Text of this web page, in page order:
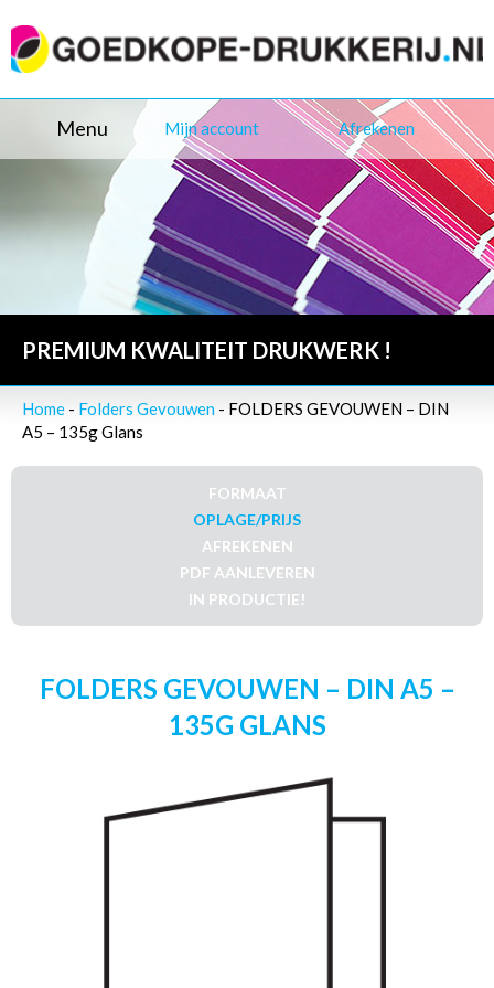
Menu Mijn account Afrekenen
PREMIUM KWALITEIT DRUKWERK !
Home - Folders Gevouwen - FOLDERS GEVOUWEN – DIN
A5 – 135g Glans
FORMAAT
OPLAGE/PRIJS
AFREKENEN
PDF AANLEVEREN
IN PRODUCTIE!
FOLDERS GEVOUWEN – DIN A5 –
135G GLANS